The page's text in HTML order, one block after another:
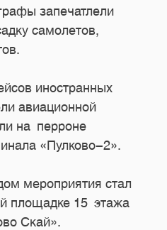
запечатлели
самолетов,
иностранных
авиационной
на перроне
«Пулково-2».
мероприятия стал
площадке 15 этажа
Скай».